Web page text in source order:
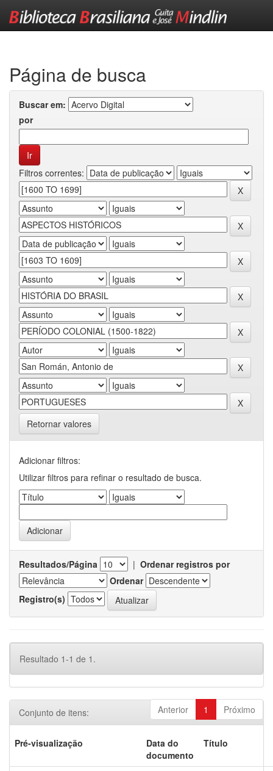
Página de busca
Buscar em:
por
Filtros correntes:
Retornar valores
Adicionar filtros:
Utilizar filtros para refinar o resultado de busca.
Resultados/Página | Ordenar registros por
Ordenar
Registro(s)
Resultado 1-1 de 1.
Anterior 1 Próximo
Conjunto de itens:
Pré-visualização
Data do
documento
Título